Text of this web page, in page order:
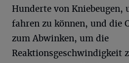
Hunderte von Kniebeugen,
fahren zu können, und die
zum Abwinken, um die
Reaktionsgeschwindigkeit